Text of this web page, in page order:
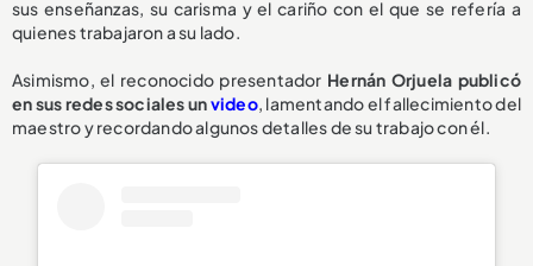
sus enseñanzas, su carisma y el cariño con el que se refería a
quienes trabajaron a su lado.
Asimismo, el reconocido presentador Hernán Orjuela publicó
en sus redes sociales unvideo, lamentando el fallecimiento del
maestro y recordando algunos detalles de su trabajo con él.